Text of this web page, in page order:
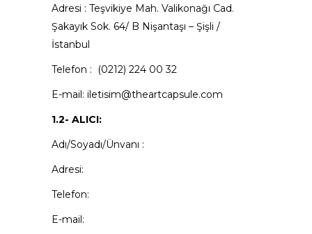
Adresi : Teşvikiye Mah. Valikonağı Cad.
Şakayık Sok. 64/ B Nişantaşı – Şişli /
İstanbul
Telefon : (0212) 224 00 32
E-mail: iletisim@theartcapsule.com
1.2- ALICI:
Adı/Soyadı/Ünvanı :
Adresi:
Telefon:
E-mail: